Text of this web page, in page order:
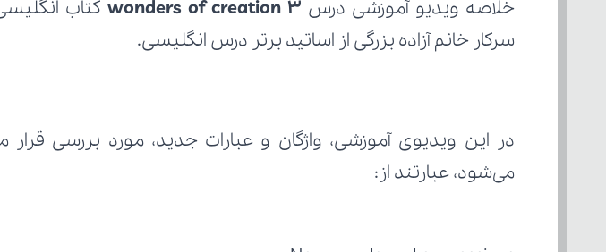
خلاصه ویدیو آموزشی درس wonders of creation 3
سرکار خانم آزاده بزرگی از اساتید برتر درس انگلیسی.
می‌شود، عبارتند از: